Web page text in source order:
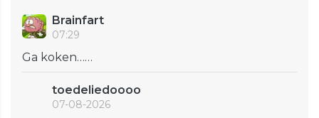
Brainfart
07:29
Ga koken……
toedeliedoooo
07-08-2026